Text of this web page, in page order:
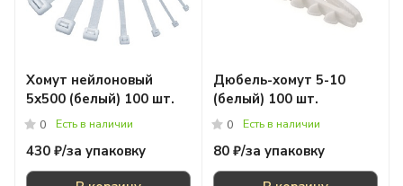
Xомут нейлоновый
5х500 (белый) 100 шт.
0 Есть в наличии
430 ₽/за упаковку
Дюбель-хомут 5-10
(белый) 100 шт.
0 Есть в наличии
80 ₽/за упаковку